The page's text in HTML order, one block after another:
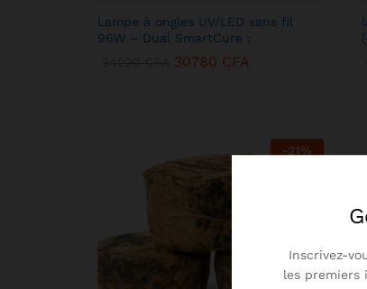
Lampe à ongles UV/LED sans fil
96W – Dual SmartCure :
30780 CFA
-21%
Inscrivez-
les premiers